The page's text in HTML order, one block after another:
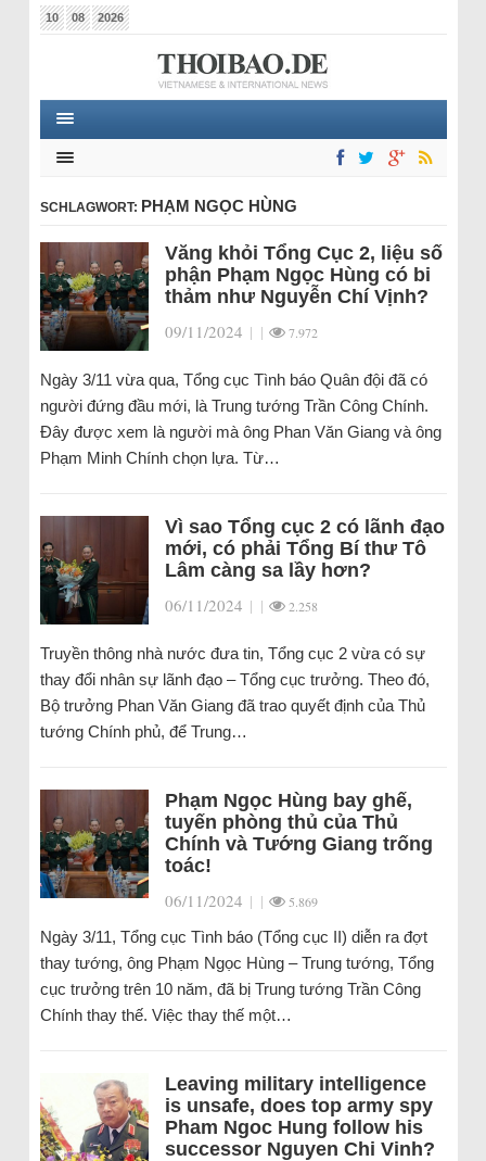
10 08 2026
SCHLAGWORT: PHẠM NGỌC HÙNG
Văng khỏi Tổng Cục 2, liệu số
phận Phạm Ngọc Hùng có bi
thảm như Nguyễn Chí Vịnh?
09/11/2024 | | 7.972
Ngày 3/11 vừa qua, Tổng cục Tình báo Quân đội đã có
người đứng đầu mới, là Trung tướng Trần Công Chính.
Đây được xem là người mà ông Phan Văn Giang và ông
Phạm Minh Chính chọn lựa. Từ…
Vì sao Tổng cục 2 có lãnh đạo
mới, có phải Tổng Bí thư Tô
Lâm càng sa lầy hơn?
06/11/2024 | | 2.258
Truyền thông nhà nước đưa tin, Tổng cục 2 vừa có sự
thay đổi nhân sự lãnh đạo – Tổng cục trưởng. Theo đó,
Bộ trưởng Phan Văn Giang đã trao quyết định của Thủ
tướng Chính phủ, để Trung…
Phạm Ngọc Hùng bay ghế,
tuyến phòng thủ của Thủ
Chính và Tướng Giang trống
toác!
06/11/2024 | | 5.869
Ngày 3/11, Tổng cục Tình báo (Tổng cục II) diễn ra đợt
thay tướng, ông Phạm Ngọc Hùng – Trung tướng, Tổng
cục trưởng trên 10 năm, đã bị Trung tướng Trần Công
Chính thay thế. Việc thay thế một…
Leaving military intelligence
is unsafe, does top army spy
Pham Ngoc Hung follow his
successor Nguyen Chi Vinh?